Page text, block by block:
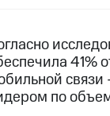
41%
связи
по